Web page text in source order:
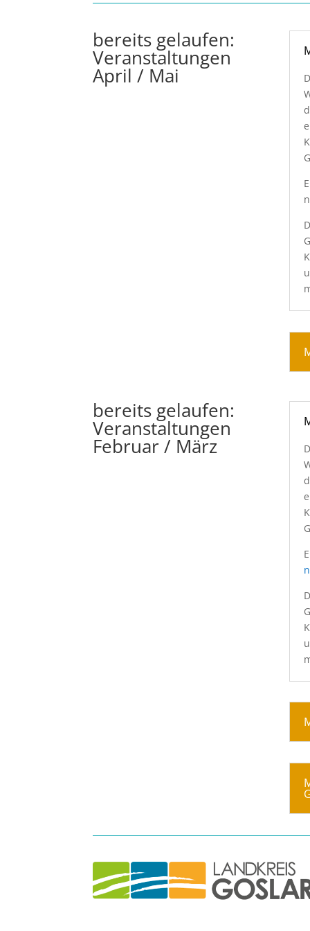
bereits gelaufen:
Veranstaltungen
April / Mai
bereits gelaufen:
Veranstaltungen
Februar / März